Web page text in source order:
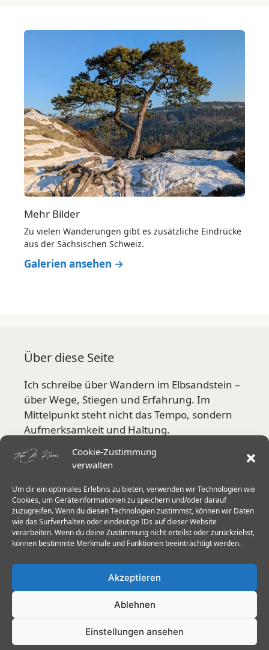
Cookie-Zustimmung
verwalten
Um dir ein optimales Erlebnis zu bieten, verwenden wir Technologien wie
Cookies, um Geräteinformationen zu speichern und/oder darauf
zuzugreifen. Wenn du diesen Technologien zustimmst, können wir Daten
wie das Surfverhalten oder eindeutige IDs auf dieser Website
verarbeiten. Wenn du deine Zustimmung nicht erteilst oder zurückziehst,
können bestimmte Merkmale und Funktionen beeinträchtigt werden.
Akzeptieren
Ablehnen
Einstellungen ansehen
Mehr Bilder
Zu vielen Wanderungen gibt es zusätzliche Eindrücke
aus der Sächsischen Schweiz.
Galerien ansehen →
Über diese Seite
Ich schreibe über Wandern im Elbsandstein –
über Wege, Stiegen und Erfahrung. Im
Mittelpunkt steht nicht das Tempo, sondern
Aufmerksamkeit und Haltung.
Mehr über mich
Aktuelle Schwerpunkte
Stiegen in der Sächsischen Schweiz
Herkulessäulen & Schrammsteine
Wanderstöcke im Elbsandstein
Trittsicherheit 60+